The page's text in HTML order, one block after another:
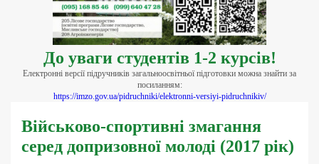
До уваги студентів 1-2 курсів!
Електронні версії підручників загальноосвітньої підготовки можна знайти за
посиланням:
https://imzo.gov.ua/pidruchniki/elektronni-versiyi-pidruchnikiv/
Військово-спортивні змагання
серед допризовної молоді (2017 рік)